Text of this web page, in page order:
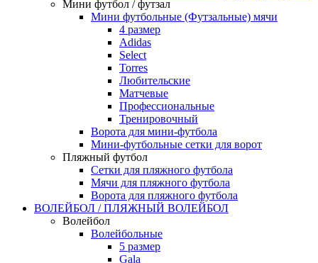
Мини футбол / футзал
Мини футбольные (Футзальные) мячи
4 размер
Adidas
Select
Torres
Любительские
Матчевые
Профессиональные
Тренировочный
Ворота для мини-футбола
Мини-футбольные сетки для ворот
Пляжный футбол
Сетки для пляжного футбола
Мячи для пляжного футбола
Ворота для пляжного футбола
ВОЛЕЙБОЛ / ПЛЯЖНЫЙ ВОЛЕЙБОЛ
Волейбол
Волейбольные
5 размер
Gala